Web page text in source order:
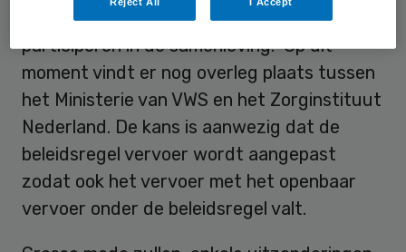
mensen zoveel mogelijk moeten
participeren in de samenleving. Op dit
moment vindt er nog overleg plaats tussen
het Ministerie van VWS en het Zorginstituut
Nederland. De kans is aanwezig dat de
beleidsregel vervoer wordt aangepast
zodat ook het vervoer met het openbaar
vervoer onder de beleidsregel valt.